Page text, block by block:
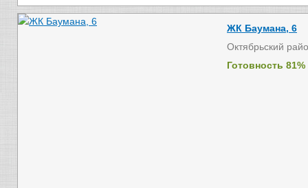
ЖК Баумана, 6
Октябрьский
Готовность 81%